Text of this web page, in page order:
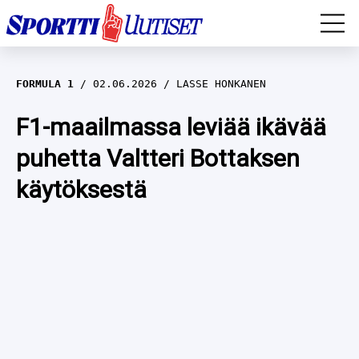
EM-YLEISURHEILU
JÄÄKIEKKO
YLEISURHEILU
WILMA HELTELÄ
TALVILAJIT
FORMULA 1 02.06.2026 LASSE HONKANEN
F1-maailmassa leviää ikävää
puhetta Valtteri Bottaksen
käytöksestä